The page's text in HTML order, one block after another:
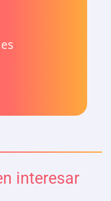
interesar